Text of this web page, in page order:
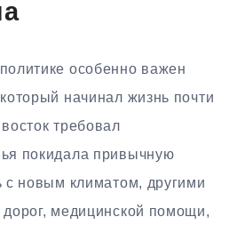
особенно важен
начинал жизнь почти
требовал
покидала привычную
с новым климатом, другими
дорог, медицинской помощи,